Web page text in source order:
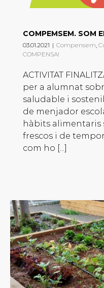
COMPEMSEM. SOM
03.01.2021 | Compensem,
COMPENSA!
ACTIVITAT
per a alumnat
saludable i
de menjador
hàbits alimentaris
frescos i de
com ho [...]